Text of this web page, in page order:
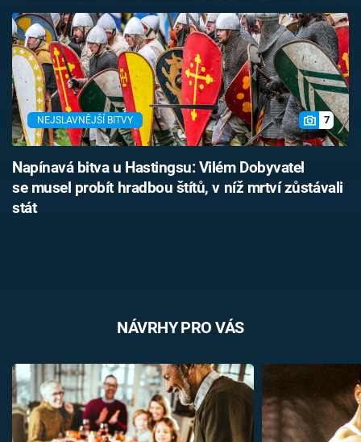
Sledujte nás
NEJSLAVNĚJŠÍ BITVY 7
Napínavá bitva u Hastingsu: Vilém Dobyvatel
se musel probít hradbou štítů, v níž mrtví zůstávali
stát
NÁVRHY PRO VÁS